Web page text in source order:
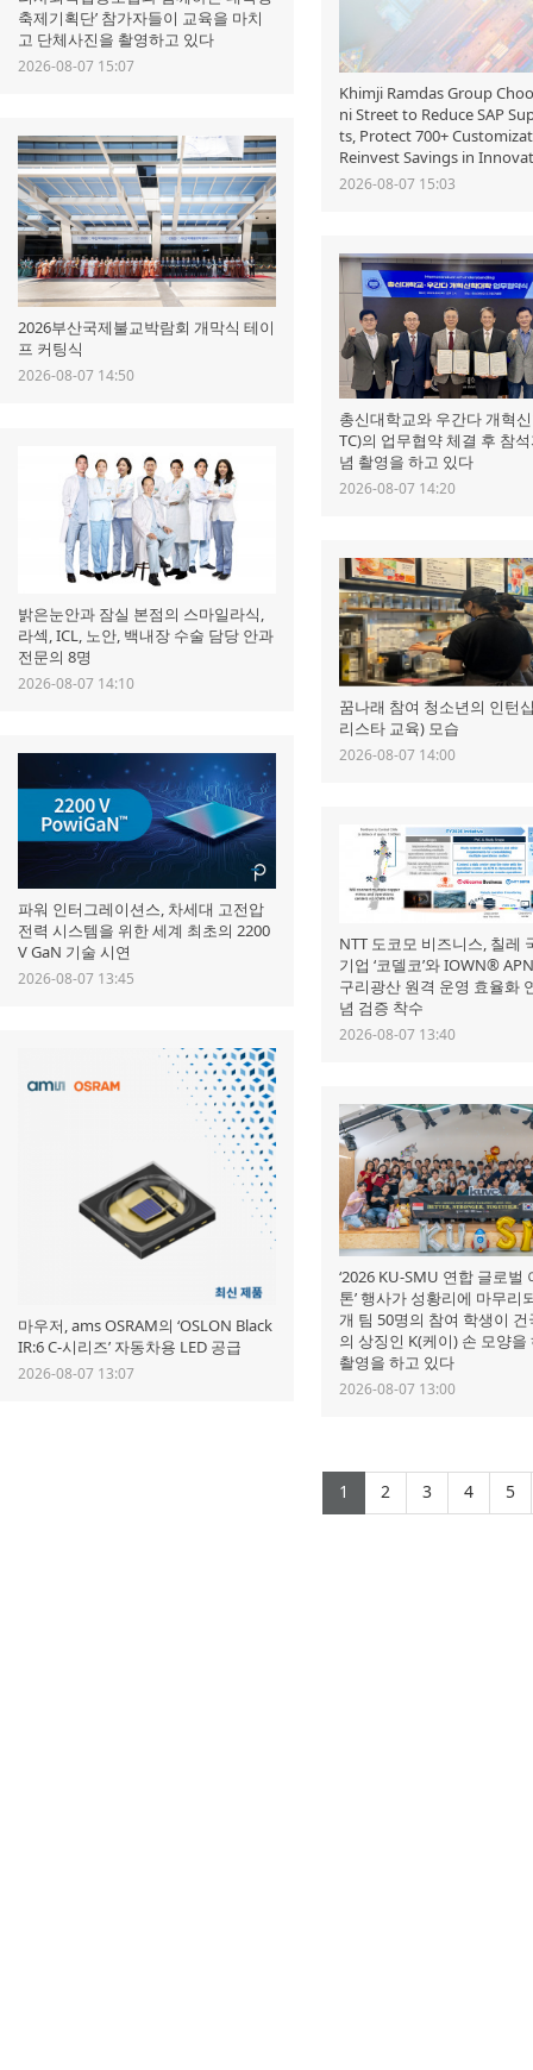
축제기획단’ 참가자들이 교육을 마치
고 단체사진을 촬영하고 있다
2026-08-07 15:07
Khimji Ramdas Group
ni Street to Reduce SAP
ts, Protect 700+
Reinvest Savings in
2026-08-07 15:03
2026부산국제불교박람회 개막식 테이
프 커팅식
2026-08-07 14:50
총신대학교와 우간다 개혁
TC)의 업무협약 체결 후 참
념 촬영을 하고 있다
2026-08-07 14:20
밝은눈안과 잠실 본점의 스마일라식,
라섹, ICL, 노안, 백내장 수술 담당 안과
전문의 8명
2026-08-07 14:10
꿈나래 참여 청소년의 인턴
리스타 교육) 모습
2026-08-07 14:00
파워 인터그레이션스, 차세대 고전압
전력 시스템을 위한 세계 최초의 2200
V GaN 기술 시연
2026-08-07 13:45
NTT 도코모 비즈니스, 칠레
기업 ‘코델코’와 IOWN®
구리광산 원격 운영 효율화
념 검증 착수
2026-08-07 13:40
마우저, ams OSRAM의 ‘OSLON Black
IR:6 C-시리즈’ 자동차용 LED 공급
2026-08-07 13:07
‘2026 KU-SMU 연합 글로벌
톤’ 행사가 성황리에 마무리
개 팀 50명의 참여 학생이
의 상징인 K(케이) 손 모양을
촬영을 하고 있다
2026-08-07 13:00
1 (current)
2(current)
3(current)
4 5